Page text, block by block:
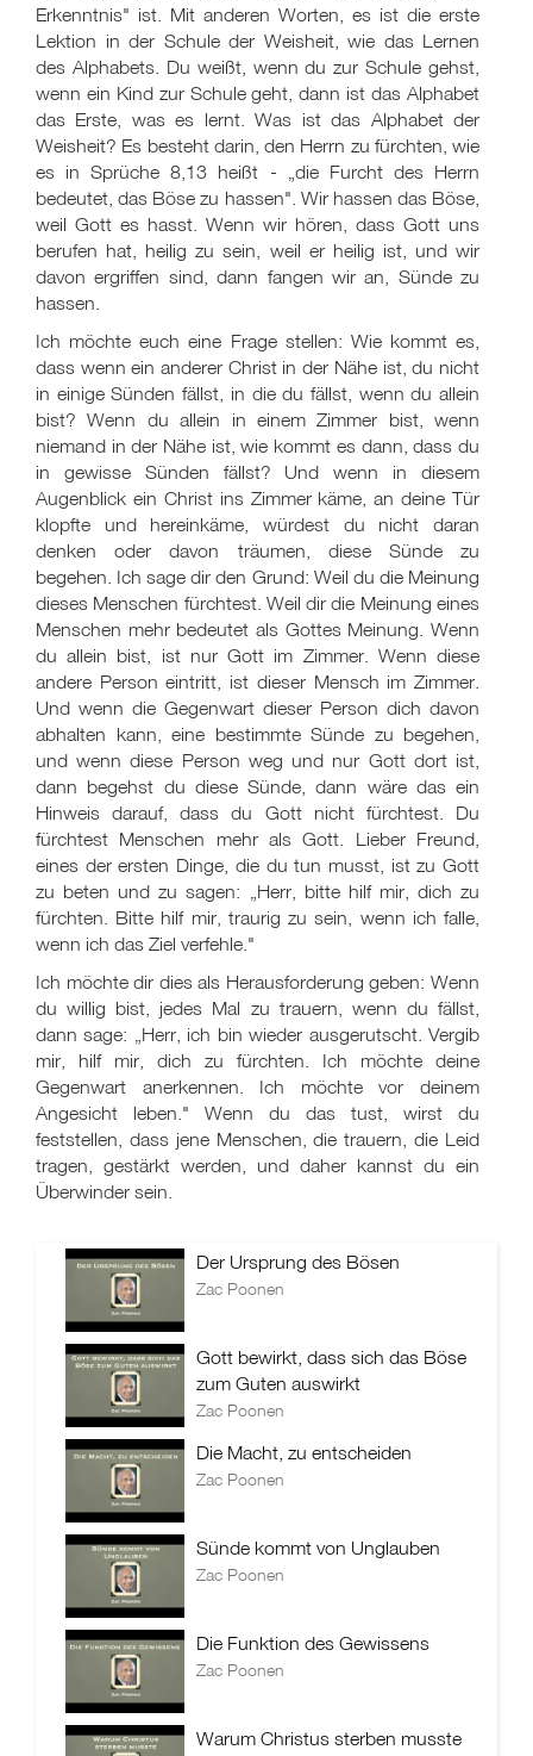
Erkenntnis" ist. Mit anderen Worten, es ist die erste
Lektion in der Schule der Weisheit, wie das Lernen
des Alphabets. Du weißt, wenn du zur Schule gehst,
wenn ein Kind zur Schule geht, dann ist das Alphabet
das Erste, was es lernt. Was ist das Alphabet der
Weisheit? Es besteht darin, den Herrn zu fürchten, wie
es in Sprüche 8,13 heißt - „die Furcht des Herrn
bedeutet, das Böse zu hassen". Wir hassen das Böse,
weil Gott es hasst. Wenn wir hören, dass Gott uns
berufen hat, heilig zu sein, weil er heilig ist, und wir
davon ergriffen sind, dann fangen wir an, Sünde zu
hassen.
Ich möchte euch eine Frage stellen: Wie kommt es,
dass wenn ein anderer Christ in der Nähe ist, du nicht
in einige Sünden fällst, in die du fällst, wenn du allein
bist? Wenn du allein in einem Zimmer bist, wenn
niemand in der Nähe ist, wie kommt es dann, dass du
in gewisse Sünden fällst? Und wenn in diesem
Augenblick ein Christ ins Zimmer käme, an deine Tür
klopfte und hereinkäme, würdest du nicht daran
denken oder davon träumen, diese Sünde zu
begehen. Ich sage dir den Grund: Weil du die Meinung
dieses Menschen fürchtest. Weil dir die Meinung eines
Menschen mehr bedeutet als Gottes Meinung. Wenn
du allein bist, ist nur Gott im Zimmer. Wenn diese
andere Person eintritt, ist dieser Mensch im Zimmer.
Und wenn die Gegenwart dieser Person dich davon
abhalten kann, eine bestimmte Sünde zu begehen,
und wenn diese Person weg und nur Gott dort ist,
dann begehst du diese Sünde, dann wäre das ein
Hinweis darauf, dass du Gott nicht fürchtest. Du
fürchtest Menschen mehr als Gott. Lieber Freund,
eines der ersten Dinge, die du tun musst, ist zu Gott
zu beten und zu sagen: „Herr, bitte hilf mir, dich zu
fürchten. Bitte hilf mir, traurig zu sein, wenn ich falle,
wenn ich das Ziel verfehle."
Ich möchte dir dies als Herausforderung geben: Wenn
du willig bist, jedes Mal zu trauern, wenn du fällst,
dann sage: „Herr, ich bin wieder ausgerutscht. Vergib
mir, hilf mir, dich zu fürchten. Ich möchte deine
Gegenwart anerkennen. Ich möchte vor deinem
Angesicht leben." Wenn du das tust, wirst du
feststellen, dass jene Menschen, die trauern, die Leid
tragen, gestärkt werden, und daher kannst du ein
Überwinder sein.
Der Ursprung des Bösen
Zac Poonen
Gott bewirkt, dass sich das Böse
zum Guten auswirkt
Zac Poonen
Die Macht, zu entscheiden
Zac Poonen
Sünde kommt von Unglauben
Zac Poonen
Die Funktion des Gewissens
Zac Poonen
Warum Christus sterben musste